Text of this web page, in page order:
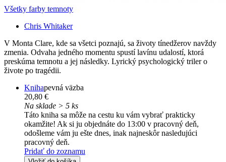
Všetky farby temnoty
Chris Whitaker
V Monta Clare, kde sa všetci poznajú, sa životy tínedžerov navždy
zmenia. Odvaha jedného momentu spustí lavínu udalostí, ktorá
preskúma temnotu a jej následky. Lyrický psychologický triler o
živote po tragédii.
Knihapevná väzba
20,80 €
Na sklade > 5 ks
Táto kniha sa môže na cestu ku vám vybrať prakticky
okamžite! Ak si ju objednáte do 13:00 v pracovný deň,
odošleme vám ju ešte dnes, inak najneskôr nasledujúci
pracovný deň.
Pridať do zoznamu